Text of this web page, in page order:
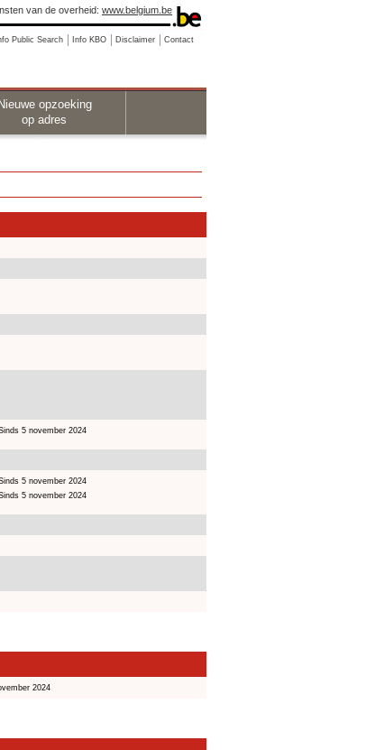
van de overheid: www.belgium.be
Public Search Info KBO Disclaimer Contact
Nieuwe opzoeking
op adres
5 november 2024
5 november 2024
5 november 2024
2024